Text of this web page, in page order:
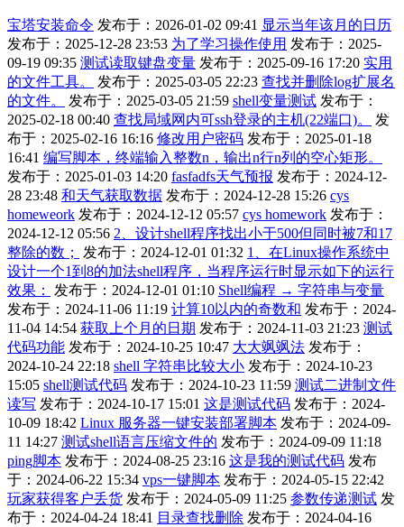
宝塔安装命令 发布于：2026-01-02 09:41 显示当年该月的日历
发布于：2025-12-28 23:53 为了学习操作使用 发布于：2025-
09-19 09:35 测试读取键盘变量 发布于：2025-09-16 17:20 实用
的文件工具。
发布于：2025-03-05 22:23 查找并删除log扩展名
的文件。
发布于：2025-03-05 21:59 shell变量测试 发布于：
2025-02-18 00:40 查找局域网内可ssh登录的主机(22端口)。
发
布于：2025-02-16 16:16 修改用户密码 发布于：2025-01-18
16:41 编写脚本，终端输入整数n，输出n行n列的空心矩形。
发布于：2025-01-03 14:20 fasfadfs天气预报 发布于：2024-12-
28 23:48 和天气获取数据 发布于：2024-12-28 15:26 cys
homeweork 发布于：2024-12-12 05:57 cys homework 发布于：
2024-12-12 05:56 2、设计shell程序找出小于500但同时被7和17
整除的数；
发布于：2024-12-01 01:32 1、在Linux操作系统中
设计一个1到8的加法shell程序，当程序运行时显示如下的运行
效果：
发布于：2024-12-01 01:10 Shell编程 → 字符串与变量
发布于：2024-11-06 11:19 计算10以内的奇数和 发布于：2024-
11-04 14:54 获取上个月的日期 发布于：2024-11-03 21:23 测试
代码功能 发布于：2024-10-25 10:47 大大飒飒法 发布于：
2024-10-24 22:18 shell 字符串比较大小 发布于：2024-10-23
15:05 shell测试代码 发布于：2024-10-23 11:59 测试二进制文件
读写 发布于：2024-10-17 15:01 这是测试代码 发布于：2024-
10-09 18:42 Linux 服务器一键安装部署脚本 发布于：2024-09-
11 14:27 测试shell语言压缩文件的 发布于：2024-09-09 11:18
ping脚本 发布于：2024-08-25 23:16 这是我的测试代码 发布
于：2024-06-22 15:34 vps一键脚本 发布于：2024-05-15 22:42
玩家获得客户丢货 发布于：2024-05-09 11:25 参数传递测试 发
布于：2024-04-24 18:41 目录查找删除 发布于：2024-04-16